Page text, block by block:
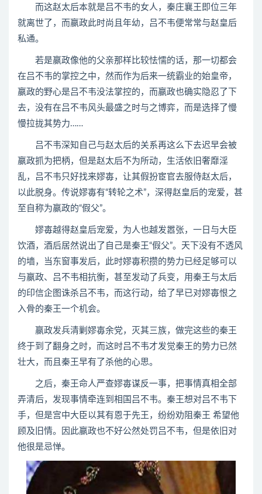
而这赵太后本就是吕不韦的女人，秦庄襄王即位三年
就离世了，而嬴政此时尚且年幼，吕不韦便常常与赵皇后
私通。
若是嬴政像他的父亲那样比较怯懦的话，那一切都会
在吕不韦的掌控之中，然而作为后来一统霸业的始皇帝，
嬴政的野心是吕不韦没法掌控的，而嬴政也确实隐忍了下
去，没有在吕不韦风头最盛之时与之博弈，而是选择了慢
慢拉拢其势力……
吕不韦深知自己与赵太后的关系再这么下去迟早会被
嬴政抓为把柄，但是赵太后不为所动，生活依旧奢靡淫
乱，吕不韦只好找来嫪毐，让其假扮宦官去服侍赵太后，
以此脱身。传说嫪毐有“转轮之术”，深得赵皇后的宠爱，甚
至自称为嬴政的“假父”。
嫪毐越得赵皇后宠爱，为人也越发嚣张，一日与大臣
饮酒，酒后居然说出了自己是秦王“假父”。天下没有不透风
的墙，当东窗事发后，此时嫪毐积攒的势力已经足够可以
与嬴政、吕不韦相抗衡，甚至发动了兵变，用秦王与太后
的印信企图诛杀吕不韦，而这行动，给了早已对嫪毐恨之
入骨的秦王一个机会。
嬴政发兵清剿嫪毐余党，灭其三族，做完这些的秦王
终于到了翻身之时，而这时吕不韦才发觉秦王的势力已然
壮大，而且秦王早有了杀他的心思。
之后，秦王命人严查嫪毐谋反一事，把事情真相全部
弄清后，发现事情牵连到相国吕不韦。秦王想对吕不韦下
手，但是宫中大臣以其有恩于先王，纷纷劝阻秦王 希望他
顾及旧情。因此嬴政也不好公然处罚吕不韦，但是依旧对
他很是忌惮。